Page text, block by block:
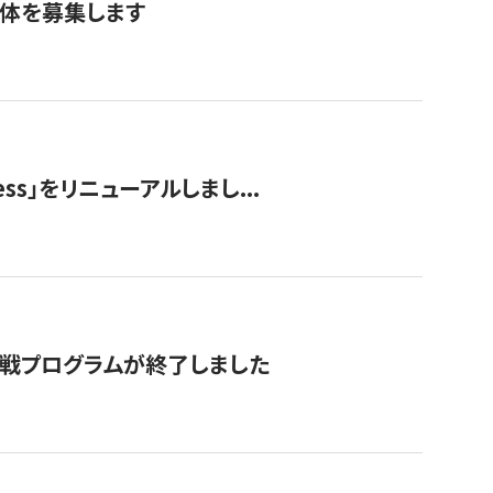
を募集します
」をリニューアルしまし...
プログラムが終了しました